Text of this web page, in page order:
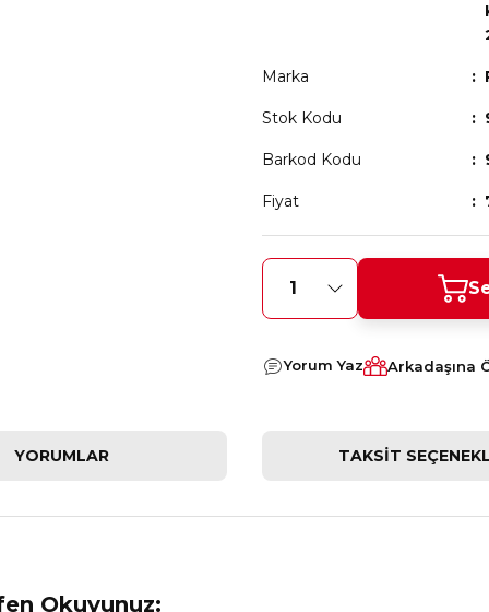
Marka
Stok Kodu
Barkod Kodu
Fiyat
Yorum Yaz Arkadaşına
YORUMLAR TAKSIT
Okuyunuz: